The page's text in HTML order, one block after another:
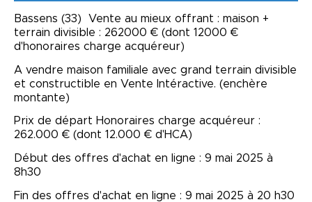
Bassens (33) Vente au mieux offrant : maison +
terrain divisible : 262000 € (dont 12000 €
d'honoraires charge acquéreur)
A vendre maison familiale avec grand terrain divisible
et constructible en Vente Intéractive. (enchère
montante)
Prix de départ Honoraires charge acquéreur :
262.000 € (dont 12.000 € d'HCA)
Début des offres d'achat en ligne : 9 mai 2025 à
8h30
Fin des offres d'achat en ligne : 9 mai 2025 à 20 h30